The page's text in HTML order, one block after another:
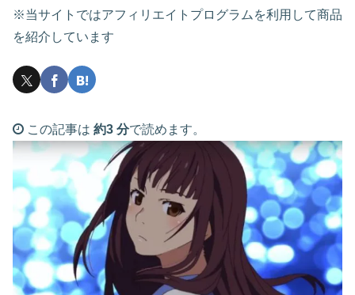
※当サイトではアフィリエイトプログラムを利用して商品
を紹介しています
この記事は 約3 分で読めます。